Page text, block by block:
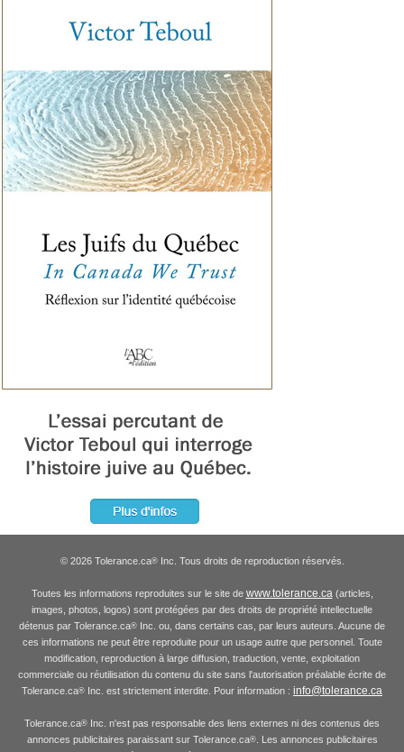
© 2026 Tolerance.ca®Inc. Tous droits de reproduction réservés.
Toutes les informations reproduites sur le site de www.tolerance.ca(articles,
images, photos, logos) sont protégées par des droits de propriété intellectuelle
détenus par Tolerance.ca® Inc. ou, dans certains cas, par leurs auteurs. Aucune de
ces informations ne peut être reproduite pour un usage autre que personnel. Toute
modification, reproduction à large diffusion, traduction, vente, exploitation
commerciale ou réutilisation du contenu du site sans l'autorisation préalable écrite de
Tolerance.ca® Inc. est strictement interdite. Pour information : info@tolerance.ca
Tolerance.ca® Inc. n'est pas responsable des liens externes ni des contenus des
annonces publicitaires paraissant sur Tolerance.ca®. Les annonces publicitaires